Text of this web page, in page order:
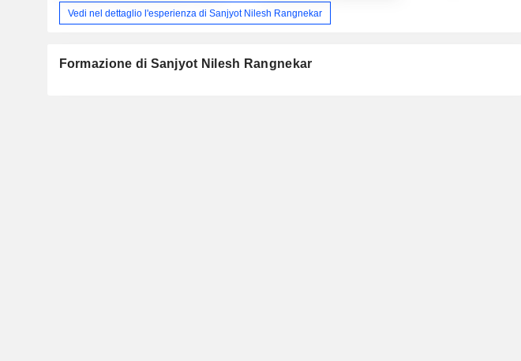
Vedi nel dettaglio l'esperienza di Sanjyot Nilesh Rangnekar
Formazione di Sanjyot Nilesh Rangnekar